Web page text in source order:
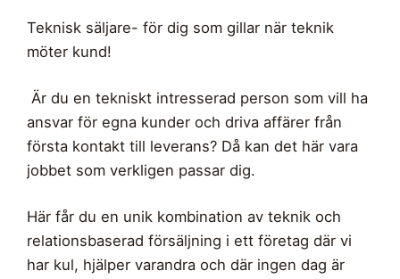
Teknisk säljare- för dig som gillar när teknik
möter kund!
Är du en tekniskt intresserad person som vill ha
ansvar för egna kunder och driva affärer från
första kontakt till leverans? Då kan det här vara
jobbet som verkligen passar dig.
Här får du en unik kombination av teknik och
relationsbaserad försäljning i ett företag där vi
har kul, hjälper varandra och där ingen dag är